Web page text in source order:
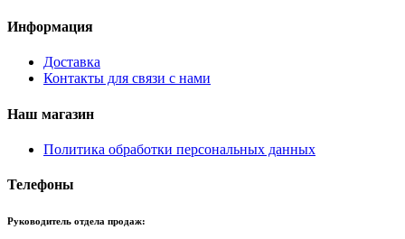
Информация
Доставка
Контакты для связи с нами
Наш магазин
Политика обработки персональных данных
Телефоны
Руководитель отдела продаж: